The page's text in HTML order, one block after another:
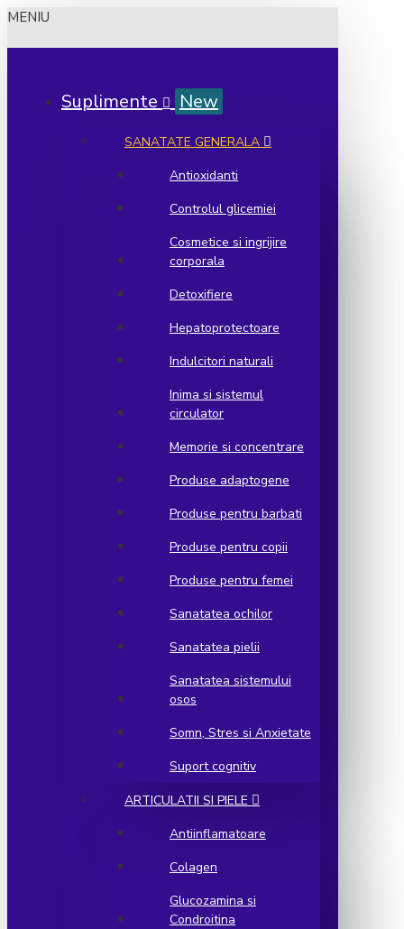
MENIU
Suplimente New
SANATATE GENERALA
Antioxidanti
Controlul glicemiei
Cosmetice si ingrijire
corporala
Detoxifiere
Hepatoprotectoare
Indulcitori naturali
Inima si sistemul
circulator
Memorie si concentrare
Produse adaptogene
Produse pentru barbati
Produse pentru copii
Produse pentru femei
Sanatatea ochilor
Sanatatea pielii
Sanatatea sistemului
osos
Somn, Stres si Anxietate
Suport cognitiv
ARTICULATII SI PIELE
Antiinflamatoare
Colagen
Glucozamina si
Condroitina